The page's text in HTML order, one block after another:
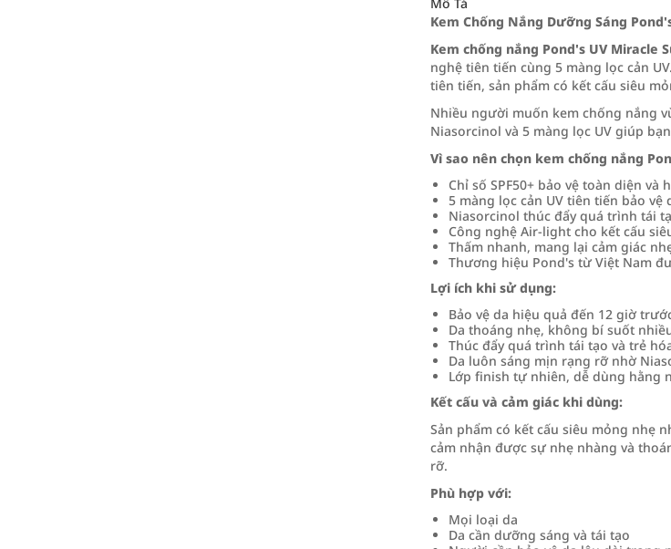
Kem Chống Nắng Dưỡng Sáng
Kem chống nắng Pond's UV Miracle
nghệ tiên tiến cùng 5 màng lọc cản
tiên tiến, sản phẩm có kết cấu siêu
Nhiều người muốn kem chống nắng
Niasorcinol và 5 màng lọc UV giúp
Vì sao nên chọn kem chống nắng
Chỉ số SPF50+ bảo vệ toàn diện và
5 màng lọc cản UV tiên tiến bảo vệ
Niasorcinol thúc đẩy quá trình tái
Công nghệ Air-light cho kết cấu
Thấm nhanh, mang lại cảm giác
Thương hiệu Pond's từ Việt Nam
Lợi ích khi sử dụng:
Bảo vệ da hiệu quả đến 12 giờ
Da thoáng nhẹ, không bí suốt
Thúc đẩy quá trình tái tạo và trẻ
Da luôn sáng mịn rạng rỡ nhờ
Lớp finish tự nhiên, dễ dùng hằng
Kết cấu và cảm giác khi dùng:
Sản phẩm có kết cấu siêu mỏng nhẹ
cảm nhận được sự nhẹ nhàng và
rỡ.
Phù hợp với:
Mọi loại da
Da cần dưỡng sáng và tái tạo